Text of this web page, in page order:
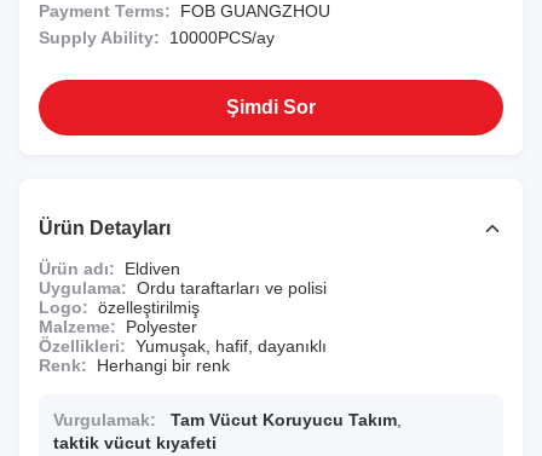
Payment Terms:
FOB GUANGZHOU
Supply Ability:
10000PCS/ay
Şimdi Sor
Ürün Detayları
Ürün adı:
Eldiven
Uygulama: Ordu taraftarları ve polisi
Logo: özelleştirilmiş
Malzeme:
Polyester
Özellikleri: Yumuşak, hafif, dayanıklı
Renk:
Herhangi bir renk
Vurgulamak: Tam Vücut Koruyucu Takım
taktik vücut kıyafeti